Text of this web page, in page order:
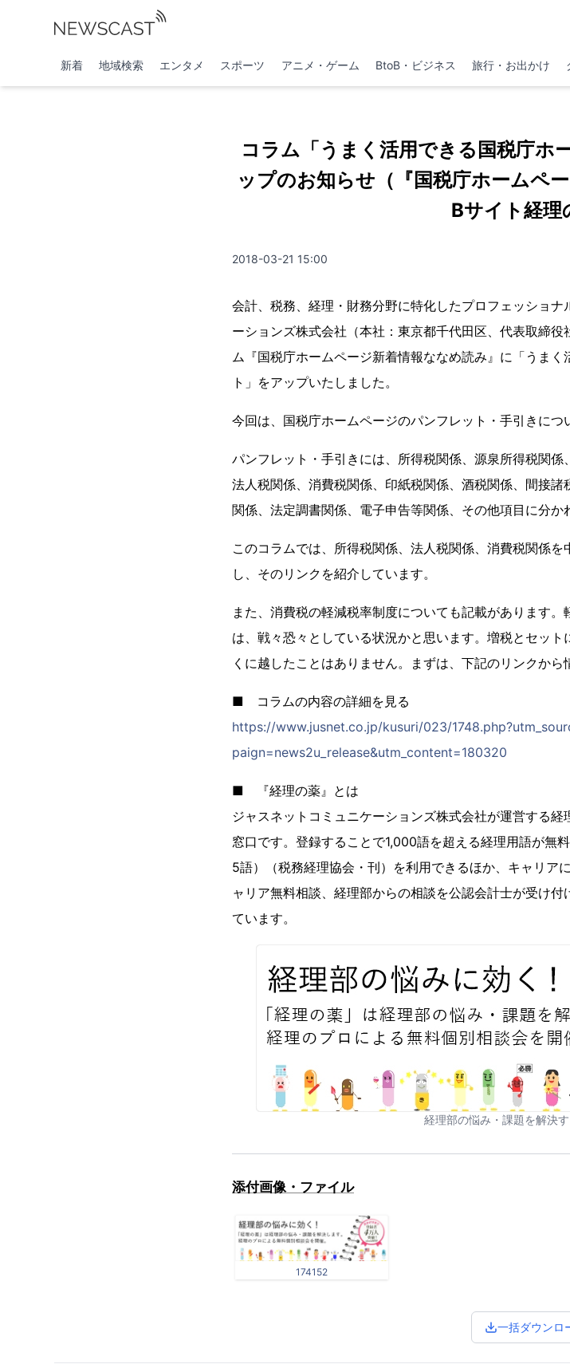
新着 地域検索 エンタメ スポーツ アニメ・ゲーム BtoB・ビジネス 旅行・お出かけ
コラム「うまく活用できる国税庁ホ
ップのお知らせ（『国税庁ホームペ
Bサイト経理
2018-03-21 15:00
会計、税務、経理・財務分野に特化したプロフェッショ
ーションズ株式会社（本社：東京都千代田区、代表取締
ム『国税庁ホームページ新着情報ななめ読み』に「うま
ト」をアップいたしました。
今回は、国税庁ホームページのパンフレット・手引きにつ
パンフレット・手引きには、所得税関係、源泉所得税関係
法人税関係、消費税関係、印紙税関係、酒税関係、間接
関係、法定調書関係、電子申告等関係、その他項目に分か
このコラムでは、所得税関係、法人税関係、消費税関係
し、そのリンクを紹介しています。
また、消費税の軽減税率制度についても記載があります
は、戦々恐々としている状況かと思います。増税とセッ
くに越したことはありません。まずは、下記のリンクから
■ コラムの内容の詳細を見る
https://www.jusnet.co.jp/kusuri/023/
paign=news2u_release&utm_content=180320
■ 『経理の薬』とは
ジャスネットコミュニケーションズ株式会社が運営する
窓口です。登録することで1,000語を超える経理用語が無
5語）（税務経理協会・刊）を利用できるほか、キャリア
ャリア無料相談、経理部からの相談を公認会計士が受け
ています。
経理部の悩み・課題を解決す
添付画像・ファイル
174152
一括ダウンロ